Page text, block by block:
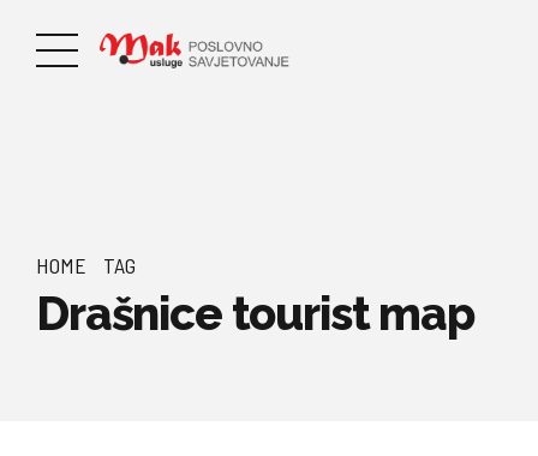
HOME TAG
Drašnice tourist map